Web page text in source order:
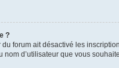
?
forum ait désactivé les
nom d’utilisateur que vous